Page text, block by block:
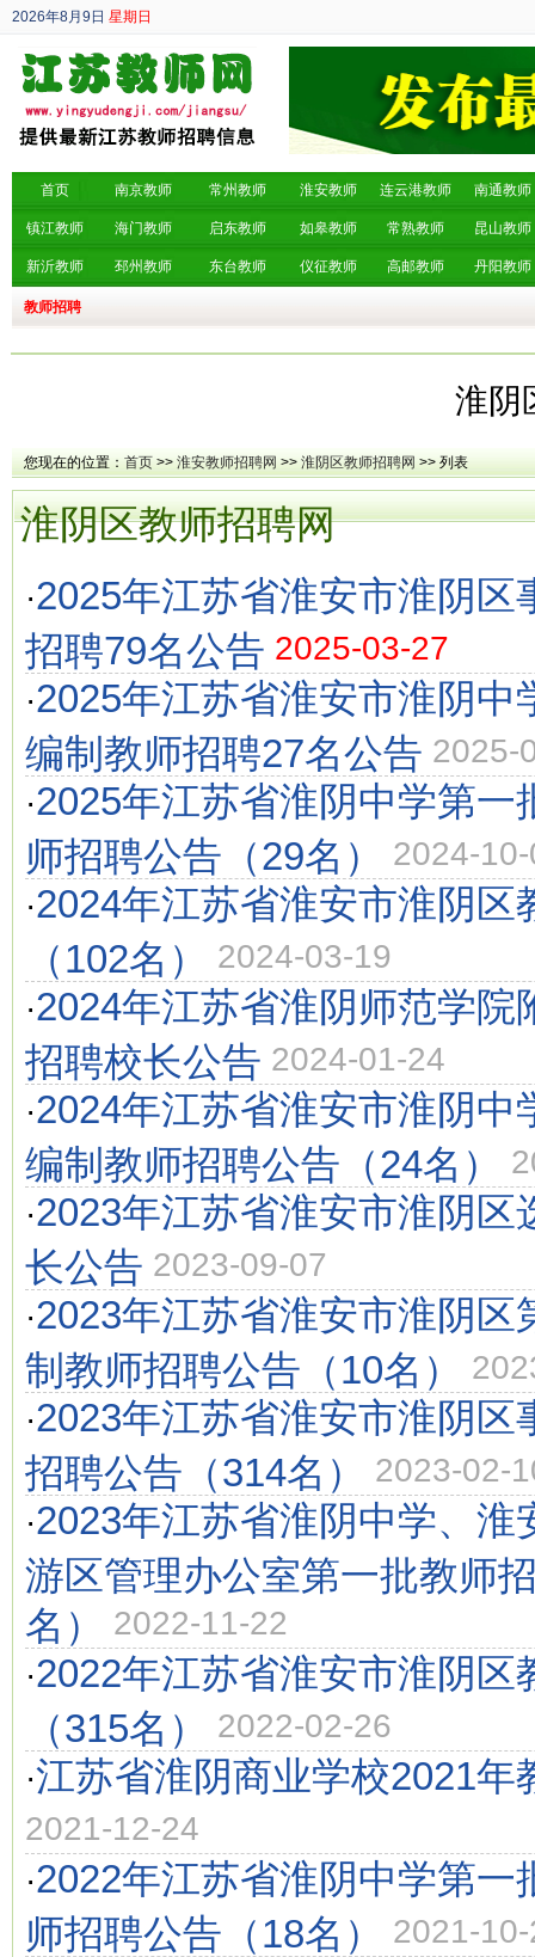
2026年8月9日 星期日
丙午年 六月廿七
首页 南京教师 常州教师 淮安教师 连云港教师 南通教师
镇江教师 海门教师 启东教师 如皋教师 常熟教师 昆山教师
新沂教师 邳州教师 东台教师 仪征教师 高邮教师 丹阳教师
教师招聘
淮阴
您现在的位置： 首页 >> 淮安教师招聘网 >> 淮阴区教师招聘网 >> 列表
淮阴区教师招聘网
·2025年江苏省淮安市淮阴区
招聘79名公告 2025-03-27
·2025年江苏省淮安市淮阴中
编制教师招聘27名公告 2025-
·2025年江苏省淮阴中学第一
师招聘公告（29名）
2024-
·2024年江苏省淮安市淮阴区
（102名）
2024-03-19
·2024年江苏省淮阴师范学院
招聘校长公告 2024-01-24
·2024年江苏省淮安市淮阴中
编制教师招聘公告（24名）
·2023年江苏省淮安市淮阴区
长公告 2023-09-07
·2023年江苏省淮安市淮阴区
制教师招聘公告（10名）
·2023年江苏省淮安市淮阴区
招聘公告（314名）
2023-02-
·2023年江苏省淮阴中学、淮
游区管理办公室第一批教师
名）
2022-11-22
·2022年江苏省淮安市淮阴区
（315名）
2022-02-26
·江苏省淮阴商业学校2021年
2021-12-24
·2022年江苏省淮阴中学第一
师招聘公告（18名）
2021-